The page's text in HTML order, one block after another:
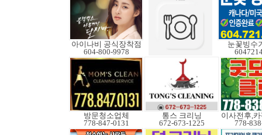
아이나비 공식장착점
604-800-9978
눈꽃빙수
방문청소업체
778-847-0131
통스 크리닝
672-673-1225
778-